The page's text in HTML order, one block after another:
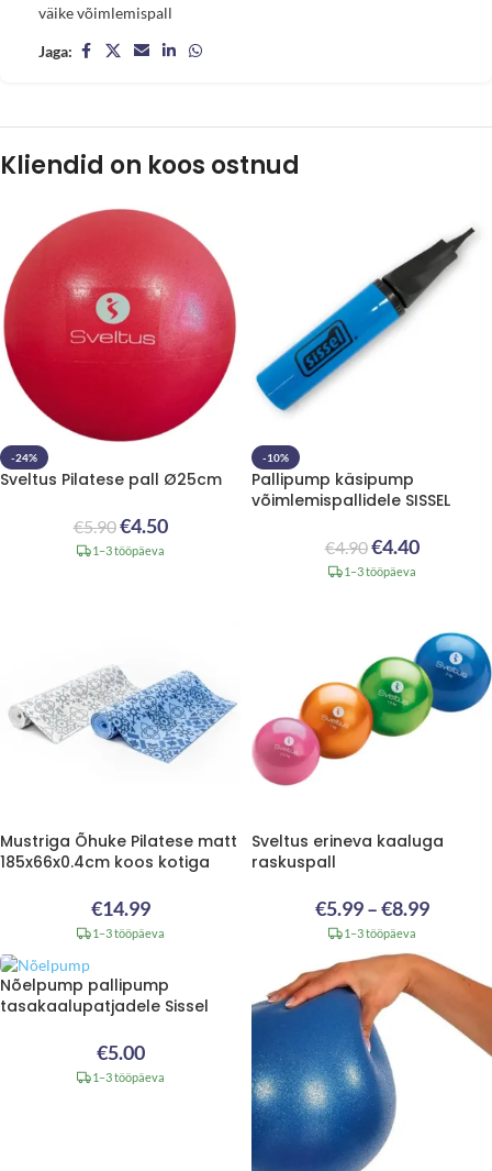
väike võimlemispall
Jaga:
Kliendid on koos ostnud
-24%
Sveltus Pilatese pall Ø25cm
€5.90€4.50
1–3 tööpäeva
-10%
Pallipump käsipump
võimlemispallidele SISSEL
€4.90€4.40
1–3 tööpäeva
Mustriga Õhuke Pilatese matt
185x66x0.4cm koos kotiga
€14.99
1–3 tööpäeva
Sveltus erineva kaaluga
raskuspall
€5.99 –€8.99
1–3 tööpäeva
Nõelpump pallipump
tasakaalupatjadele Sissel
€5.00
1–3 tööpäeva